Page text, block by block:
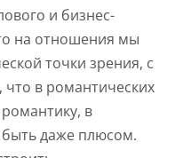
и бизнес-
на отношения мы
точки зрения, с
в романтических
в
даже плюсом.